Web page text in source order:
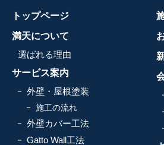
トップページ
満天について
選ばれる理由
サービス案内
外壁・屋根塗装
施工の流れ
外壁カバー工法
Gatto Wall工法